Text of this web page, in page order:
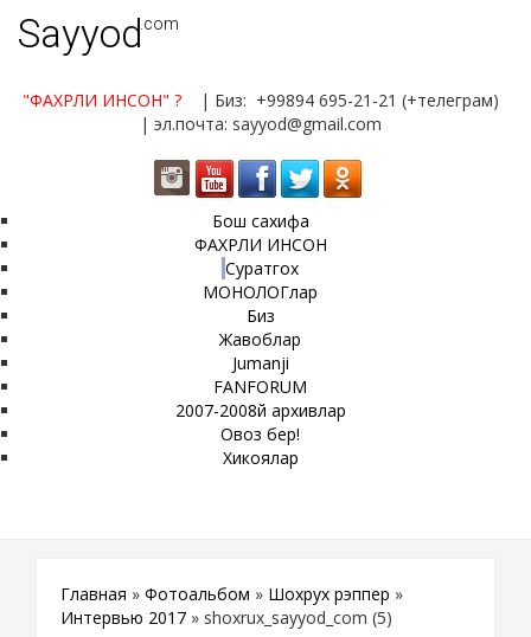
Sayyod.com
"ФАХРЛИ ИНСОН" ?
| Биз: +99894 695-21-21 (+телеграм)
| эл.почта: sayyod@gmail.com
Бош сахифа
ФАХРЛИ ИНСОН
Суратгох
МОНОЛОГлар
Биз
Жавоблар
Jumanji
FANFORUM
2007-2008й архивлар
Овоз бер!
Хикоялар
Главная » Фотоальбом » Шохрух рэппер »
Интервью 2017 » shoxrux_sayyod_com (5)